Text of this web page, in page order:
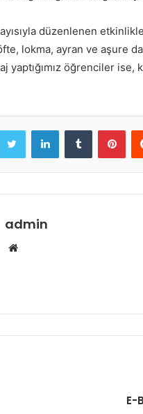
düzenlenen
lokma, ayran ve aşure
yaptığımız öğrenciler
Twitter LinkedInTumblr
admin
Web
E-